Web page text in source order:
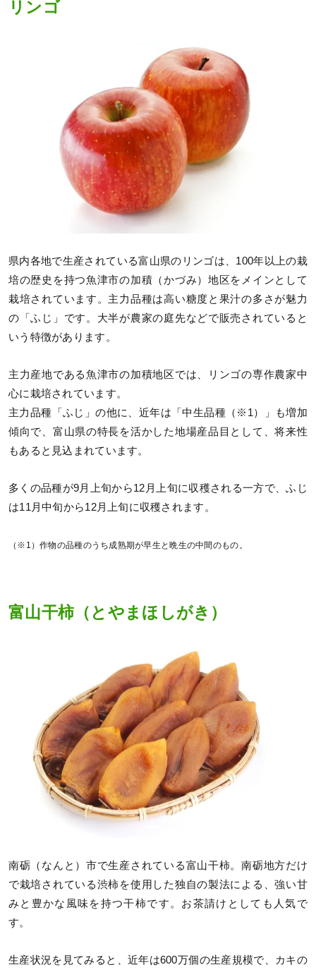
リンゴ
県内各地で生産されている富山県のリンゴは、100年以上の栽
培の歴史を持つ魚津市の加積（かづみ）地区をメインとして
栽培されています。主力品種は高い糖度と果汁の多さが魅力
の「ふじ」です。大半が農家の庭先などで販売されていると
いう特徴があります。
主力産地である魚津市の加積地区では、リンゴの専作農家中
心に栽培されています。
主力品種「ふじ」の他に、近年は「中生品種（※1）」も増加
傾向で、富山県の特長を活かした地場産品目として、将来性
もあると見込まれています。
多くの品種が9月上旬から12月上旬に収穫される一方で、ふじ
は11月中旬から12月上旬に収穫されます。
（※1）作物の品種のうち成熟期が早生と晩生の中間のもの。
富山干柿（とやまほしがき）
南砺（なんと）市で生産されている富山干柿。南砺地方だけ
で栽培されている渋柿を使用した独自の製法による、強い甘
みと豊かな風味を持つ干柿です。お茶請けとしても人気で
す。
生産状況を見てみると、近年は600万個の生産規模で、カキの